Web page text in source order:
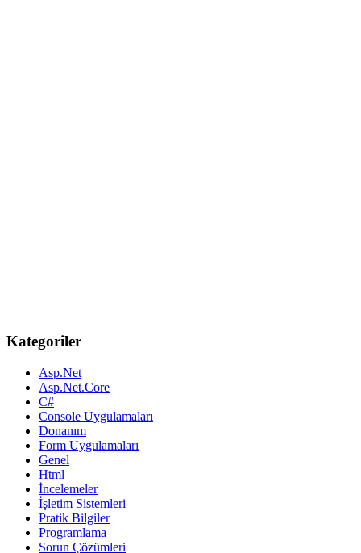
Kategoriler
Asp.Net
Asp.Net.Core
C#
Console Uygulamaları
Donanım
Form Uygulamaları
Genel
Html
İncelemeler
İşletim Sistemleri
Pratik Bilgiler
Programlama
Sorun Çözümleri